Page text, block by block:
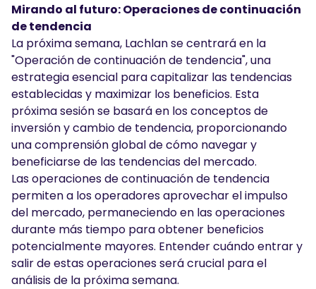
Mirando al futuro: Operaciones de continuación
de tendencia
La próxima semana, Lachlan se centrará en la
"Operación de continuación de tendencia", una
estrategia esencial para capitalizar las tendencias
establecidas y maximizar los beneficios. Esta
próxima sesión se basará en los conceptos de
inversión y cambio de tendencia, proporcionando
una comprensión global de cómo navegar y
beneficiarse de las tendencias del mercado.
Las operaciones de continuación de tendencia
permiten a los operadores aprovechar el impulso
del mercado, permaneciendo en las operaciones
durante más tiempo para obtener beneficios
potencialmente mayores. Entender cuándo entrar y
salir de estas operaciones será crucial para el
análisis de la próxima semana.